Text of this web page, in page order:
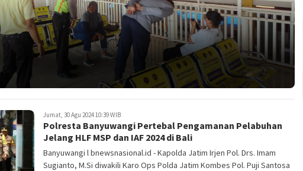
Jumat, 30 Agu 2024 10:39 WIB
Polresta Banyuwangi Pertebal Pengamanan Pelabuhan
Jelang HLF MSP dan IAF 2024 di Bali
Banyuwangi l bnewsnasional.id - Kapolda Jatim Irjen Pol. Drs. Imam
Sugianto, M.Si diwakili Karo Ops Polda Jatim Kombes Pol. Puji Santosa